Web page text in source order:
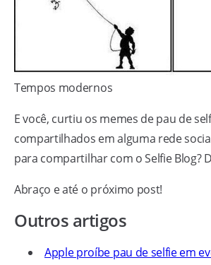
Tempos modernos
E você, curtiu os memes de pau de
compartilhados em alguma rede
para compartilhar com o Selfie Blog?
Abraço e até o próximo post!
Outros artigos
Apple proíbe pau de selfie em